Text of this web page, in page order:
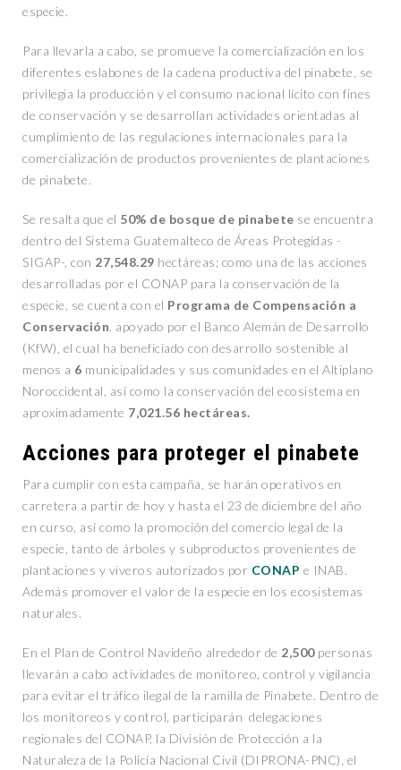
especie.
Para llevarla a cabo, se promueve la comercialización en los
diferentes eslabones de la cadena productiva del pinabete, se
privilegia la producción y el consumo nacional lícito con fines
de conservación y se desarrollan actividades orientadas al
cumplimiento de las regulaciones internacionales para la
comercialización de productos provenientes de plantaciones
de pinabete.
Se resalta que el 50% de bosque de pinabete se encuentra
dentro del Sistema Guatemalteco de Áreas Protegidas -
SIGAP-, con 27,548.29 hectáreas; como una de las acciones
desarrolladas por el CONAP para la conservación de la
especie, se cuenta con el Programa de Compensación a
Conservación , apoyado por el Banco Alemán de Desarrollo
(KfW), el cual ha beneficiado con desarrollo sostenible al
menos a 6 municipalidades y sus comunidades en el Altiplano
Noroccidental, así como la conservación del ecosistema en
aproximadamente 7,021.56 hectáreas.
Acciones para proteger el pinabete
Para cumplir con esta campaña, se harán operativos en
carretera a partir de hoy y hasta el 23 de diciembre del año
en curso, así como la promoción del comercio legal de la
especie, tanto de árboles y subproductos provenientes de
plantaciones y viveros autorizados por CONAP e INAB.
Además promover el valor de la especie en los ecosistemas
naturales.
En el Plan de Control Navideño alrededor de 2,500 personas
llevarán a cabo actividades de monitoreo, control y vigilancia
para evitar el tráfico ilegal de la ramilla de Pinabete. Dentro de
los monitoreos y control, participarán delegaciones
regionales del CONAP, la División de Protección a la
Naturaleza de la Policía Nacional Civil (DIPRONA-PNC), el